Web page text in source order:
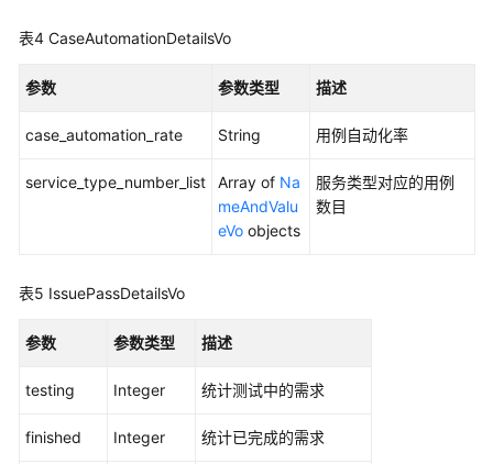
范
段
组
告
ShowTestCaseRuleCheckFieldFilterReport
表4 CaseAutomationDetailsVo
参数 参数类型 描述
case_automation_rate String 用例自动化率
service_type_number_list Array of Na
meAndValu
eVo objects
服务类型对应的用例
数目
表5 IssuePassDetailsVo
参数 参数类型 描述
testing Integer 统计测试中的需求
finished Integer 统计已完成的需求